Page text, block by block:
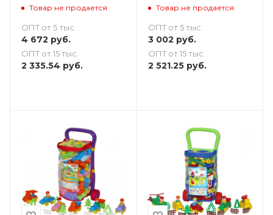
"Построй свой
Товар не продается
ОПТ от 5 тыс.
4 672 руб.
ОПТ от 15 тыс.
2 335.54 руб.
"Построй свой
Товар не продается
ОПТ от 5 тыс.
3 002 руб.
ОПТ от 15 тыс.
2 521.25руб.